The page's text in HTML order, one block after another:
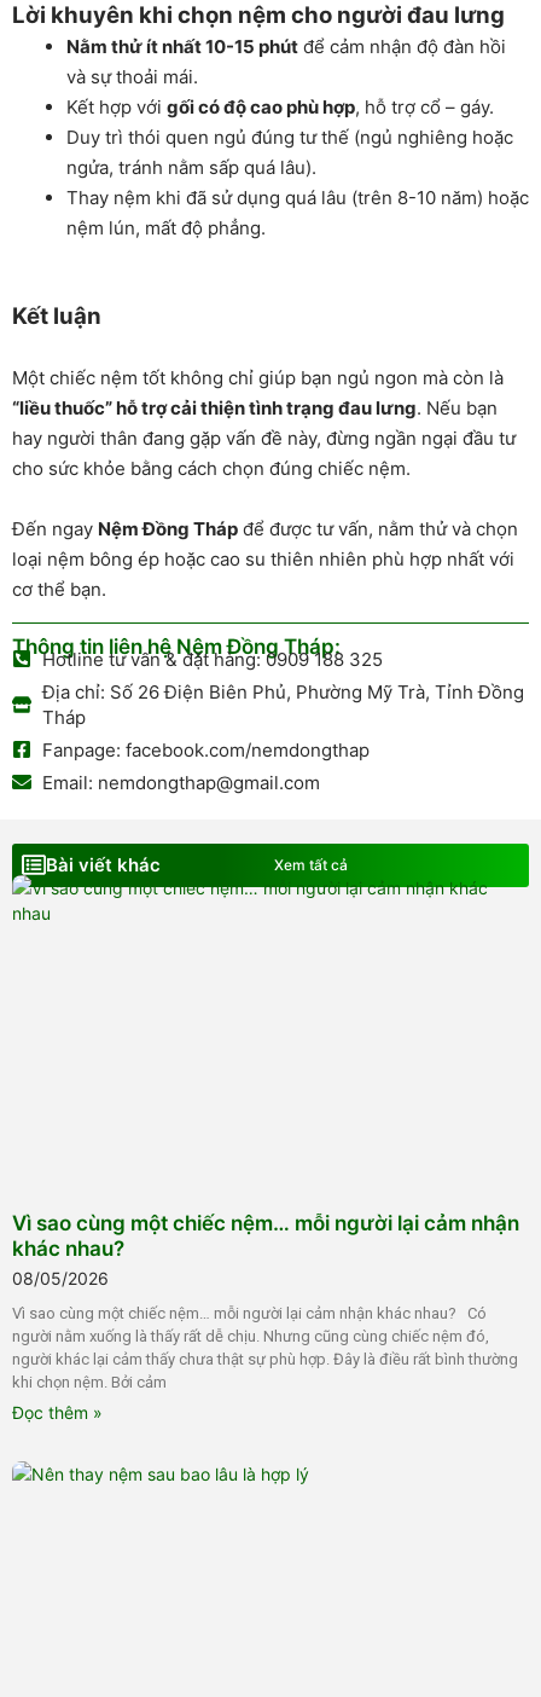
Lời khuyên khi chọn nệm cho người đau lưng
Nằm thử ít nhất 10-15 phút để cảm nhận độ đàn hồi
và sự thoải mái.
Kết hợp với gối có độ cao phù hợp, hỗ trợ cổ – gáy.
Duy trì thói quen ngủ đúng tư thế (ngủ nghiêng hoặc
ngửa, tránh nằm sấp quá lâu).
Thay nệm khi đã sử dụng quá lâu (trên 8-10 năm) hoặc
nệm lún, mất độ phẳng.
Kết luận
Một chiếc nệm tốt không chỉ giúp bạn ngủ ngon mà còn là
“liều thuốc” hỗ trợ cải thiện tình trạng đau lưng. Nếu bạn
hay người thân đang gặp vấn đề này, đừng ngần ngại đầu tư
cho sức khỏe bằng cách chọn đúng chiếc nệm.
Đến ngay Nệm Đồng Tháp để được tư vấn, nằm thử và chọn
loại nệm bông ép hoặc cao su thiên nhiên phù hợp nhất với
cơ thể bạn.
Thông tin liên hệ Nệm Đồng Tháp:
Hotline tư vấn & đặt hàng: 0909 188 325
Địa chỉ: Số 26 Điện Biên Phủ, Phường Mỹ Trà, Tỉnh Đồng
Tháp
Fanpage: facebook.com/nemdongthap
Email: nemdongthap@gmail.com
Bài viết khác Xem tất cả
Vì sao cùng một chiếc nệm… mỗi người lại cảm nhận
khác nhau?
08/05/2026
Vì sao cùng một chiếc nệm… mỗi người lại cảm nhận khác nhau? Có
người nằm xuống là thấy rất dễ chịu. Nhưng cũng cùng chiếc nệm đó,
người khác lại cảm thấy chưa thật sự phù hợp. Đây là điều rất bình thường
khi chọn nệm. Bởi cảm
Đọc thêm »